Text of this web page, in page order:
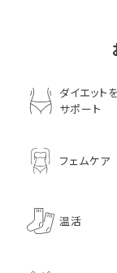
ダイエットを
サポート
フェムケア
温活